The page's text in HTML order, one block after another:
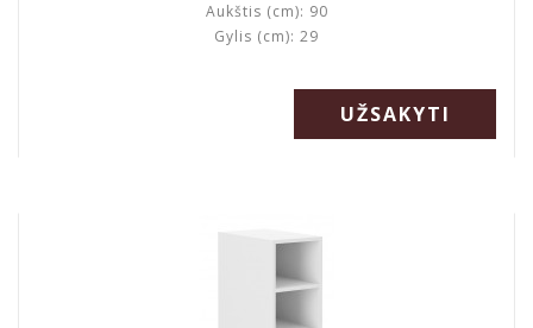
Aukštis (cm): 90
Gylis (cm): 29
UŽSAKYTI